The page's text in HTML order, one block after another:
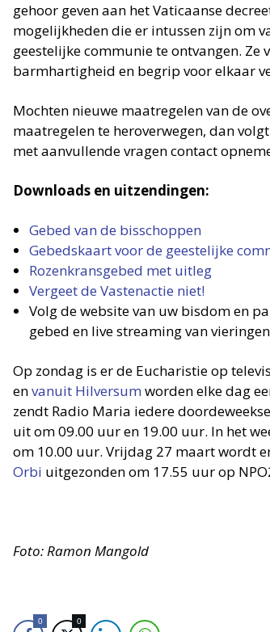
gehoor geven aan het Vaticaanse
mogelijkheden die er intussen zijn om
geestelijke communie te ontvangen.
barmhartigheid en begrip voor elkaar
Mochten nieuwe maatregelen van de
maatregelen te heroverwegen, dan
met aanvullende vragen contact
Downloads en uitzendingen:
Gebed van de bisschoppen
Gebedskaart voor de geestelijke
Rozenkransgebed met uitleg
Vergeet de Vastenactie niet!
Volg de website van uw bisdom en
gebed en live streaming van
Op zondag is er de Eucharistie op
envanuit Hilversum worden elke dag
zendt Radio Maria iedere
uit om 09.00 uur en 19.00 uur. In het
om 10.00 uur. Vrijdag 27 maart wordt
Orbi uitgezonden om 17.55 uur op
Foto: Ramon Mangold
0 0